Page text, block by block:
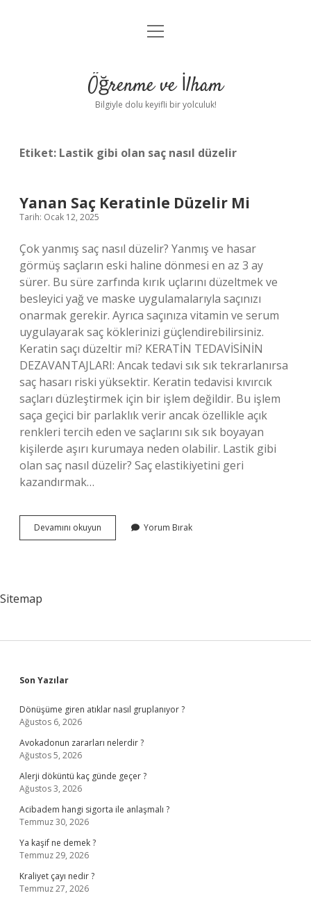
Anasayfa
Yasal Uyarı
menüyü
Öğrenme ve İlham
Bilgiyle dolu keyifli bir yolculuk!
Etiket: Lastik gibi olan saç nasıl düzelir
Yanan Saç Keratinle Düzelir Mi
Tarih: Ocak 12, 2025
Çok yanmış saç nasıl düzelir? Yanmış ve hasar
görmüş saçların eski haline dönmesi en az 3 ay
sürer. Bu süre zarfında kırık uçlarını düzeltmek ve
besleyici yağ ve maske uygulamalarıyla saçınızı
onarmak gerekir. Ayrıca saçınıza vitamin ve serum
uygulayarak saç köklerinizi güçlendirebilirsiniz.
Keratin saçı düzeltir mi? KERATİN TEDAVİSİNİN
DEZAVANTAJLARI: Ancak tedavi sık sık tekrarlanırsa
saç hasarı riski yüksektir. Keratin tedavisi kıvırcık
saçları düzleştirmek için bir işlem değildir. Bu işlem
saça geçici bir parlaklık verir ancak özellikle açık
renkleri tercih eden ve saçlarını sık sık boyayan
kişilerde aşırı kurumaya neden olabilir. Lastik gibi
olan saç nasıl düzelir? Saç elastikiyetini geri
kazandırmak…
Devamını okuyun
Saç
Yorum Bırak
Sitemap
Sidebar
Son Yazılar
Dönüşüme giren atıklar nasıl gruplanıyor ?
Ağustos 6, 2026
Avokadonun zararları nelerdir ?
Ağustos 5, 2026
Alerji döküntü kaç günde geçer ?
Ağustos 3, 2026
Acibadem hangi sigorta ile anlaşmalı ?
Temmuz 30, 2026
Ya kaşif ne demek ?
Temmuz 29, 2026
Kraliyet çayı nedir ?
Temmuz 27, 2026